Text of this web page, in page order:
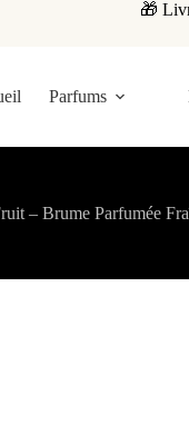
🎁
Parfums
– Brume Parfumée